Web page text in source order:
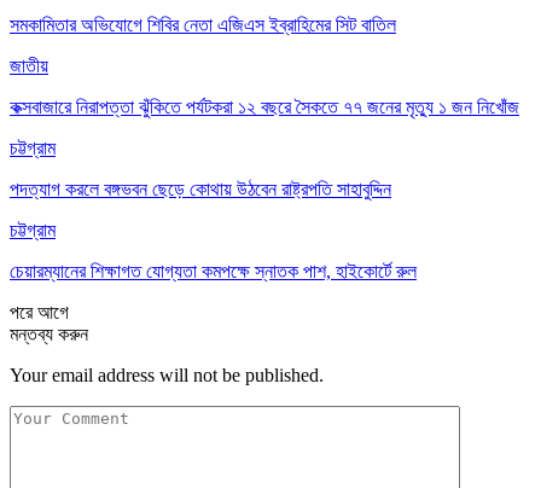
সমকামিতার অভিযোগে শিবির নেতা এজিএস ইব্রাহিমের সিট বাতিল
জাতীয়
কক্সবাজারে নিরাপত্তা ঝুঁকিতে পর্যটকরা ১২ বছরে সৈকতে ৭৭ জনের মৃত্যু ১ জন নিখোঁজ
চট্টগ্রাম
পদত্যাগ করলে বঙ্গভবন ছেড়ে কোথায় উঠবেন রাষ্ট্রপতি সাহাবুদ্দিন
চট্টগ্রাম
চেয়ারম্যানের শিক্ষাগত যোগ্যতা কমপক্ষে স্নাতক পাশ, হাইকোর্টে রুল
পরেআগে
মন্তব্য করুন
Your email address will not be published.